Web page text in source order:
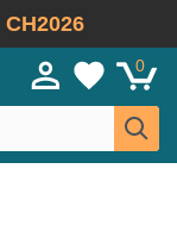
CH2026
0